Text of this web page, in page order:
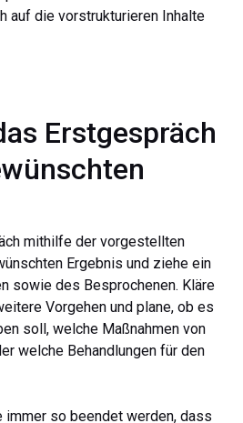
auf die vorstrukturieren Inhalte
Erstgespräch
mithilfe der vorgestellten
Ergebnis und ziehe ein
sowie des Besprochenen. Kläre
Vorgehen und plane, ob es
soll, welche Maßnahmen von
welche Behandlungen für den
immer so beendet werden, dass